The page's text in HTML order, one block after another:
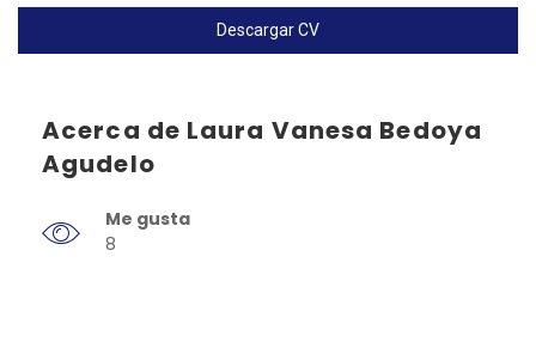
Descargar CV
Acerca de Laura Vanesa Bedoya
Agudelo
Me gusta
8